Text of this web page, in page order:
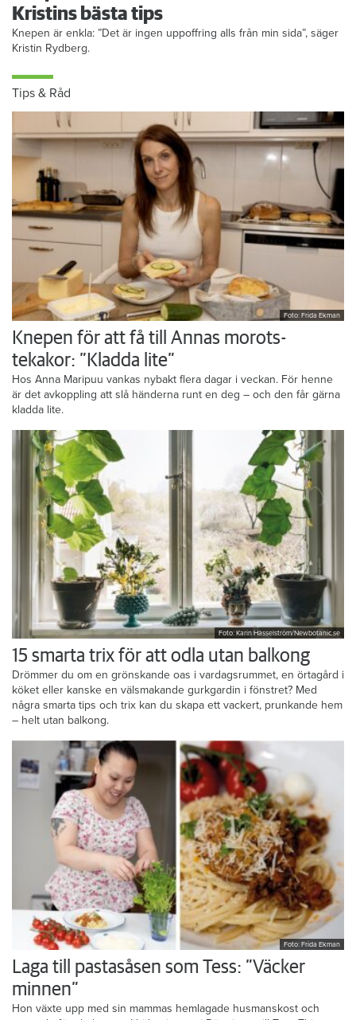
Så sparar du vatten hemma – här är
Kristins bästa tips
Knepen är enkla: ”Det är ingen uppoffring alls från min sida”, säger
Tips & Råd
Knepen för att få till Annas morots-
tekakor: ”Kladda lite”
Hos Anna Maripuu vankas nybakt flera dagar i veckan. För henne
är det avkoppling att slå händerna runt en deg – och den får gärna
kladda lite.
Foto: Karin Hasselström/Newbotanic.se
15 smarta trix för att odla utan balkong
Drömmer du om en grönskande oas i vardagsrummet, en örtagård i
köket eller kanske en välsmakande gurkgardin i fönstret? Med
några smarta tips och trix kan du skapa ett vackert, prunkande hem
– helt utan balkong.
Foto: Frida Ekman
Laga till pastasåsen som Tess: ”Väcker
minnen”